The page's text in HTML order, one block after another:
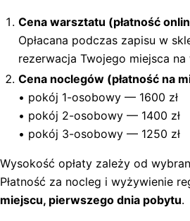
Cena warsztatu (płatność
Opłacana podczas zapisu w
rezerwacja Twojego miejsca na
Cena noclegów (płatność na
• pokój 1-osobowy — 1600 zł
• pokój 2-osobowy — 1400 zł
• pokój 3-osobowy — 1250 zł
Wysokość opłaty zależy od
Płatność za nocleg i wyżywienie
miejscu, pierwszego dnia pobytu.